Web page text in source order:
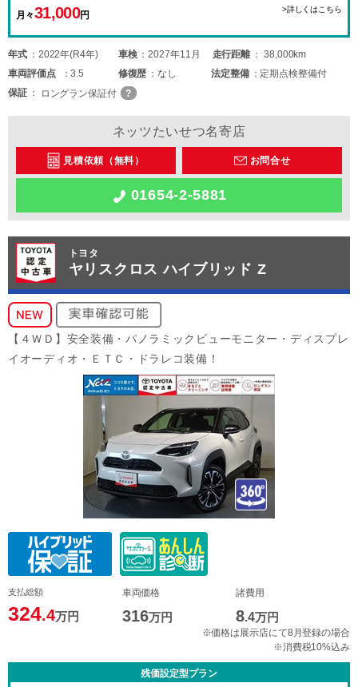
月々31,000円
>詳しくはこちら
年式 2022年(R4年) 車検 2027年11月 走行距離
38,000km
車両評価点 3.5 修復歴 なし 法定整備
定期点検整備付
保証
ロングラン保証付
ネッツたいせつ名寄店
見積依頼（無料） お問合せ
01654-2-5881
トヨタ
ヤリスクロス ハイブリッド Z
【４ＷＤ】安全装備・パノラミックビューモニター・ディスプレ
イオーディオ・ＥＴＣ・ドラレコ装備！
支払総額
324.4万円
車両価格
316万円
諸費用
8.4万円
※価格は展示店にて8月登録の場合
※消費税10%込み
残価設定型プラン